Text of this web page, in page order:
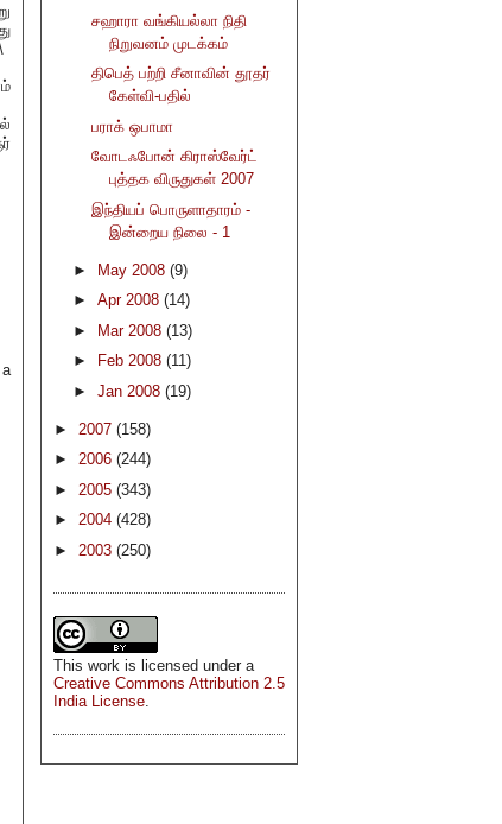
சஹாரா வங்கியல்லா நிதி
நிறுவனம் முடக்கம்
திபெத் பற்றி சீனாவின் தூதர்
கேள்வி-பதில்
பராக் ஒபாமா
வோடஃபோன் கிராஸ்வேர்ட்
புத்தக விருதுகள் 2007
இந்தியப் பொருளாதாரம் -
இன்றைய நிலை - 1
► May 2008 (9)
► Apr 2008 (14)
►
Mar 2008 (13)
►
Feb 2008 (11)
► Jan 2008 (19)
► 2007 (158)
► 2006 (244)
► 2005 (343)
► 2004 (428)
► 2003 (250)
This work is licensed under a
Creative Commons Attribution 2.5
India License.